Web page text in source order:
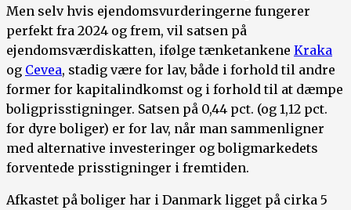
Men selv hvis ejendomsvurderingerne fungerer
perfekt fra 2024 og frem, vil satsen på
ejendomsværdiskatten, ifølge tænketankene Kraka
og Cevea, stadig være for lav, både i forhold til andre
former for kapitalindkomst og i forhold til at dæmpe
boligprisstigninger. Satsen på 0,44 pct. (og 1,12 pct.
for dyre boliger) er for lav, når man sammenligner
med alternative investeringer og boligmarkedets
forventede prisstigninger i fremtiden.
Afkastet på boliger har i Danmark ligget på cirka 5